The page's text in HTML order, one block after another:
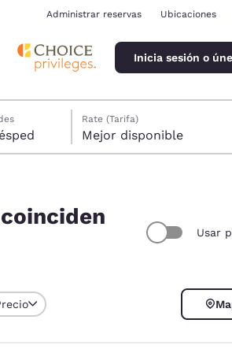
Administrar reservas Ubicaciones
Inicia sesión o
1 huésped
Rate (Tarifa)
Mejor disponible
Usar